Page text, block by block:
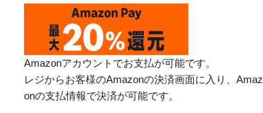
Amazonアカウントでお支払が可能です。
レジからお客様のAmazonの決済画面に入り、Amaz
onの支払情報で決済が可能です。